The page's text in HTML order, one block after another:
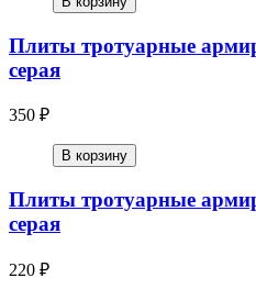
Плиты тротуарные
серая
350 ₽
В корзину
Плиты тротуарные
серая
220 ₽